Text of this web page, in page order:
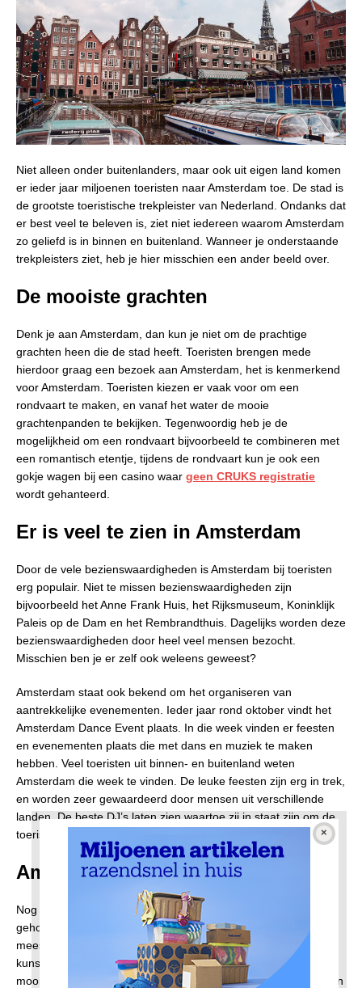
Niet alleen onder buitenlanders, maar ook uit eigen land komen
er ieder jaar miljoenen toeristen naar Amsterdam toe. De stad is
de grootste toeristische trekpleister van Nederland. Ondanks dat
er best veel te beleven is, ziet niet iedereen waarom Amsterdam
zo geliefd is in binnen en buitenland. Wanneer je onderstaande
trekpleisters ziet, heb je hier misschien een ander beeld over.
De mooiste grachten
Denk je aan Amsterdam, dan kun je niet om de prachtige
grachten heen die de stad heeft. Toeristen brengen mede
hierdoor graag een bezoek aan Amsterdam, het is kenmerkend
voor Amsterdam. Toeristen kiezen er vaak voor om een
rondvaart te maken, en vanaf het water de mooie
grachtenpanden te bekijken. Tegenwoordig heb je de
mogelijkheid om een rondvaart bijvoorbeeld te combineren met
een romantisch etentje, tijdens de rondvaart kun je ook een
gokje wagen bij een casino waar geen CRUKS registratie
wordt gehanteerd.
Er is veel te zien in Amsterdam
Door de vele bezienswaardigheden is Amsterdam bij toeristen
erg populair. Niet te missen bezienswaardigheden zijn
bijvoorbeeld het Anne Frank Huis, het Rijksmuseum, Koninklijk
Paleis op de Dam en het Rembrandthuis. Dagelijks worden deze
bezienswaardigheden door heel veel mensen bezocht.
Misschien ben je er zelf ook weleens geweest?
Amsterdam staat ook bekend om het organiseren van
aantrekkelijke evenementen. Ieder jaar rond oktober vindt het
Amsterdam Dance Event plaats. In die week vinden er feesten
en evenementen plaats die met dans en muziek te maken
hebben. Veel toeristen uit binnen- en buitenland weten
Amsterdam die week te vinden. De leuke feesten zijn erg in trek,
en worden zeer gewaardeerd door mensen uit verschillende
landen. De beste DJ’s laten zien waartoe zij in staat zijn om de
toeristen een onvergetelijke ervaring te bezorgen.
Amsterdam light festival
Nog een geweldig evenement dat in Amsterdam wordt
gehouden: Amsterdam light festival. Je mag het een van de
meest toonaangevende lichtkunstfestivals noemen. Nieuwe
kunstwerken worden tijdens dit evenement gepresenteerd, de
mooiste activiteiten rond de lichtkunst worden gepresenteerd en